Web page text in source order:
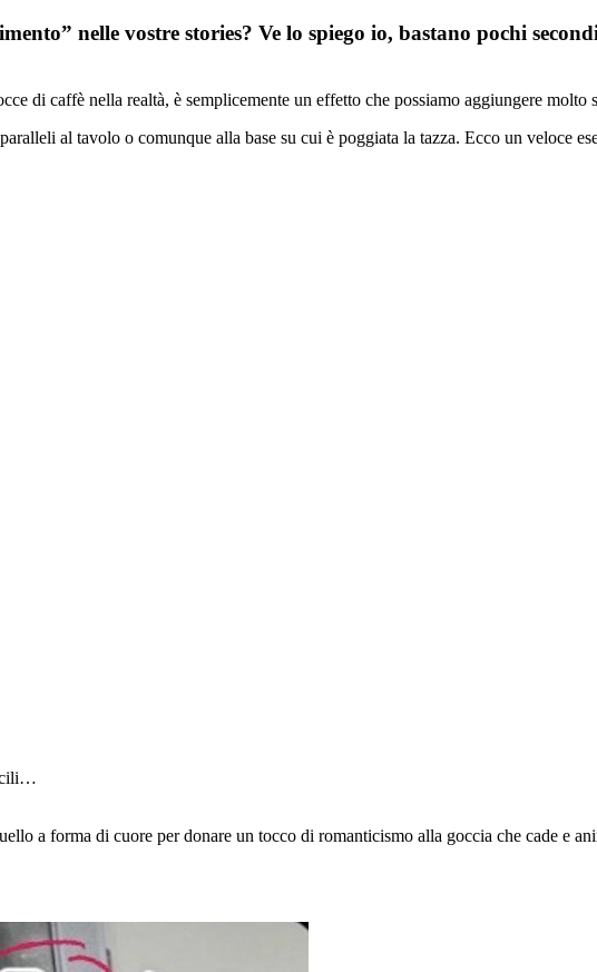
nelle vostre stories? Ve lo spiego io, bastano pochi
di caffè nella realtà, è semplicemente un effetto che possiamo aggiungere
al tavolo o comunque alla base su cui è poggiata la tazza. Ecco un veloce
a forma di cuore per donare un tocco di romanticismo alla goccia che cade e